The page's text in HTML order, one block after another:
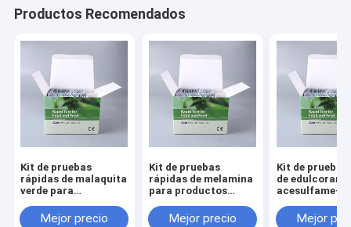
Productos Recomendados
Kit de pruebas
rápidas de malaquita
verde para
acuáticos,
Mejor precio
Kit de pruebas
rápidas de melamina
para productos
polvo, fórmula para
Mejor precio
Kit de prueba
de
acesulfame-K
bebidas,
Mejor